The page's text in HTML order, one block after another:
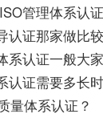
管理体系认
认证那家做比
系认证一般大
认证需要多长
量体系认证？